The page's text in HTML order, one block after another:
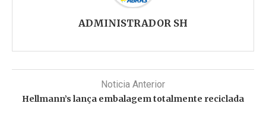
ADMINISTRADOR SH
Noticia Anterior
Hellmann’s lança embalagem totalmente reciclada